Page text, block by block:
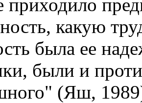
приходило
какую
была ее
были и
(Яш,